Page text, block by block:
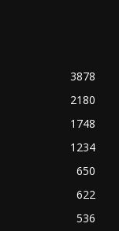
3878
2180
1748
1234
650
622
536